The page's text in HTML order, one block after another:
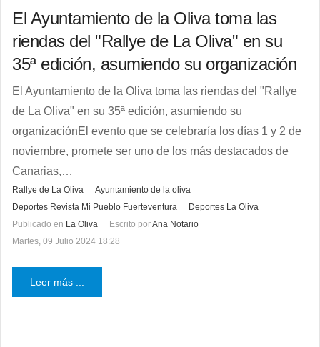
El Ayuntamiento de la Oliva toma las
riendas del "Rallye de La Oliva" en su
35ª edición, asumiendo su organización
El Ayuntamiento de la Oliva toma las riendas del "Rallye
de La Oliva" en su 35ª edición, asumiendo su
organizaciónEl evento que se celebraría los días 1 y 2 de
noviembre, promete ser uno de los más destacados de
Canarias,…
Rallye de La Oliva
Ayuntamiento de la oliva
Deportes Revista Mi Pueblo Fuerteventura
Deportes La Oliva
Publicado en La Oliva Escrito porAna Notario
Martes, 09 Julio 2024 18:28
Leer más ...